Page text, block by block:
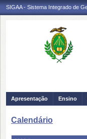
SIGAA - Sistema Integrado de
Apresentação Ensino
Calendário